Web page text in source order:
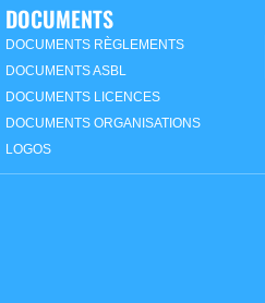
DOCUMENTS
DOCUMENTS RÈGLEMENTS
DOCUMENTS ASBL
DOCUMENTS LICENCES
DOCUMENTS ORGANISATIONS
LOGOS